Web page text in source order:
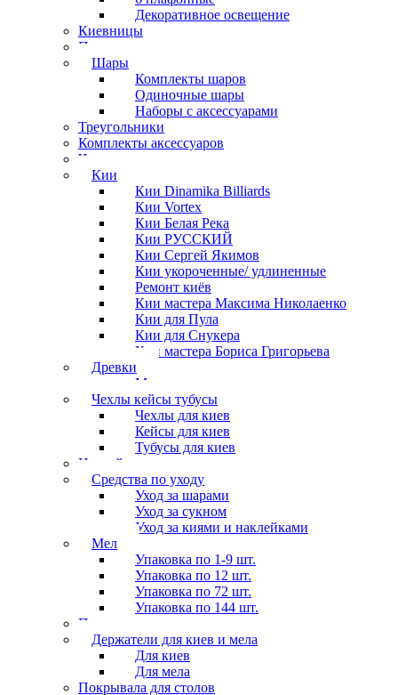
Декоративное освещение
Киевницы
Полочки
Шары
Комплекты шаров
Одиночные шары
Наборы с аксессуарами
Треугольники
Комплекты аксессуаров
Часы
Кии
Кии Dinamika Billiards
Кии Vortex
Кии Белая Река
Кии РУССКИЙ
Кии Сергей Якимов
Кии укороченные/ удлиненные
Ремонт киёв
Кии мастера Максима Николаенко
Кии для Пула
Кии для Снукера
Кии мастера Бориса Григорьева
Древки
Мосты для киев
Чехлы кейсы тубусы
Чехлы для киев
Кейсы для киев
Тубусы для киев
Наклейки
Средства по уходу
Уход за шарами
Уход за сукном
Уход за киями и наклейками
Мел
Упаковка по 1-9 шт.
Упаковка по 12 шт.
Упаковка по 72 шт.
Упаковка по 144 шт.
Перчатки
Держатели для киев и мела
Для киев
Для мела
Покрывала для столов